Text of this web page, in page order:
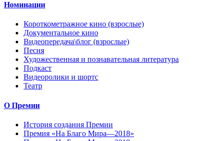
Номинации
Короткометражное кино (взрослые)
Документальное кино
Видеопередача\блог (взрослые)
Песня
Художественная и познавательная литература
Подкаст
Видеоролики и шортс
Театр
О Премии
История создания Премии
Премия «На Благо Мира—2018»